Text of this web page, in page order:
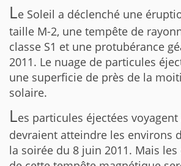
Le Soleil a déclenché une
taille M-2, une tempête de
classe S1 et une protubérance
2011. Le nuage de particules
une superficie de près de la
solaire.
Les particules éjectées
devraient atteindre les environs
la soirée du 8 juin 2011. Mais